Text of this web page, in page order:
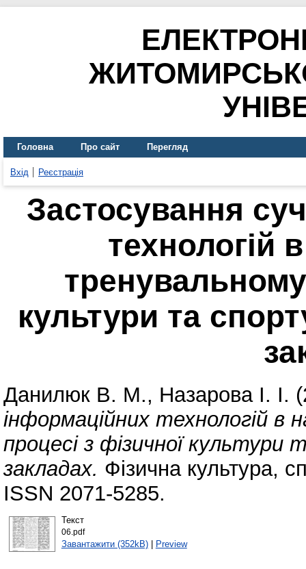
Головна Про сайт Перегляд
Вхід Реєстрація
Застосування
технологій
культури та
Данилюк В. М., Назарова І. І.
інформаційних технологій
процесі з фізичної
закладах. Фізична культура,
ISSN 2071-5285.
Текст
06.pdf
Завантажити (352kB)| Preview